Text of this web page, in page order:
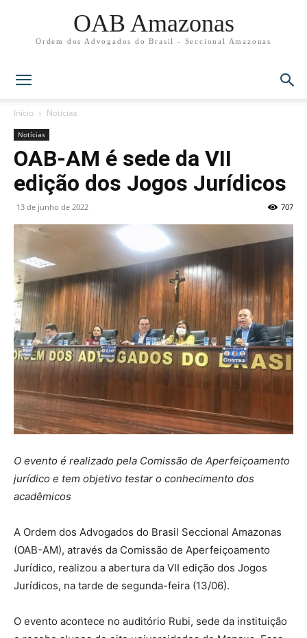
OAB Amazonas
Ordem dos Advogados do Brasil - Seccional Amazonas
Início Notícias
Notícias
OAB-AM é sede da VII
edição dos Jogos Jurídicos
13 de junho de 2022 707
O evento é realizado pela Comissão de Aperfeiçoamento
jurídico e tem objetivo testar o conhecimento dos
acadêmicos
A Ordem dos Advogados do Brasil Seccional Amazonas
(OAB-AM), através da Comissão de Aperfeiçoamento
Jurídico, realizou a abertura da VII edição dos Jogos
Jurídicos, na tarde de segunda-feira (13/06).
O evento acontece no auditório Rubi, sede da instituição